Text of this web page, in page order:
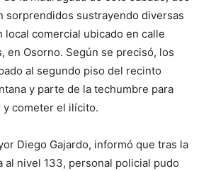
sorprendidos sustrayendo diversas
local comercial ubicado en calle
en Osorno. Según se precisó, los
al segundo piso del recinto
y parte de la techumbre para
cometer el ilícito.
Diego Gajardo, informó que tras la
al nivel 133, personal policial pudo